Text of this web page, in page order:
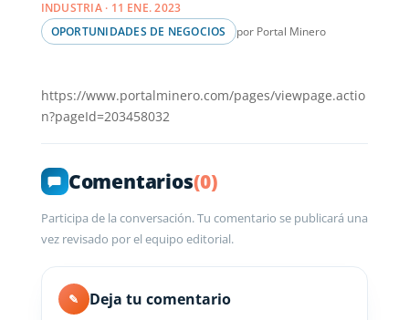
INDUSTRIA · 11 ENE. 2023
OPORTUNIDADES DE NEGOCIOS
por Portal Minero
https://www.portalminero.com/pages/viewpage.actio
n?pageId=203458032
Comentarios(0)
Participa de la conversación. Tu comentario se publicará una
vez revisado por el equipo editorial.
✎ Deja tu comentario